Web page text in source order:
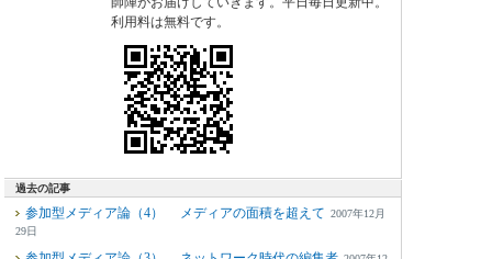
利用料は無料です。
過去の記事
参加型メディア論（4） メディアの面積を超えて 2007年12月
29日